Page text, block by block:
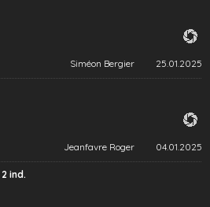
Siméon Bergier 25.01.2025
Jeanfavre Roger 04.01.2025
2 ind.